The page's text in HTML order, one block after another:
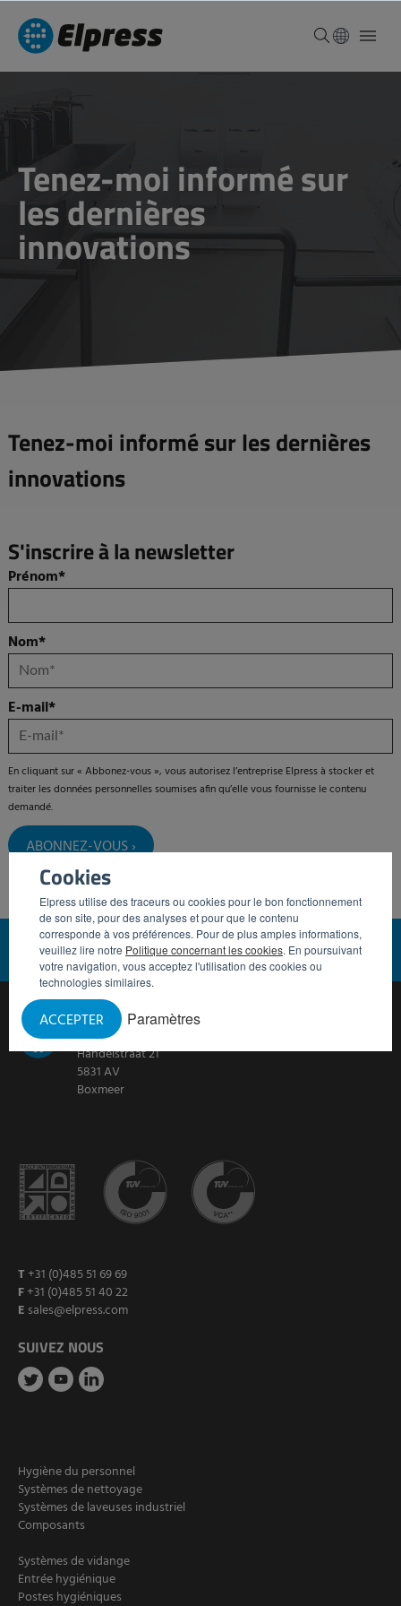
Cookies
Elpress utilise des traceurs ou cookies pour le bon fonctionnement
de son site, pour des analyses et pour que le contenu
corresponde à vos préférences. Pour de plus amples informations,
veuillez lire notre Politique concernant les cookies. En poursuivant
votre navigation, vous acceptez l'utilisation des cookies ou
technologies similaires.
Paramètres
ACCEPTER
Tenez-moi informé sur
les dernières
innovations
Tenez-moi informé sur les dernières
innovations
S'inscrire à la newsletter
Prénom*
Nom*
E-mail*
En cliquant sur « Abbonez-vous », vous autorisez l’entreprise Elpress à stocker et
traiter les données personnelles soumises afin qu’elle vous fournisse le contenu
demandé.
FOR HYGIENE
ELPRESS BV
Handelstraat 21
5831 AV
Boxmeer
T +31 (0)485 51 69 69
F+31 (0)485 51 40 22
E sales@elpress.com
SUIVEZ NOUS
Hygiène du personnel
Systèmes de nettoyage
Systèmes de laveuses industriel
Composants
Systèmes de vidange
Entrée hygiénique
Postes hygiéniques